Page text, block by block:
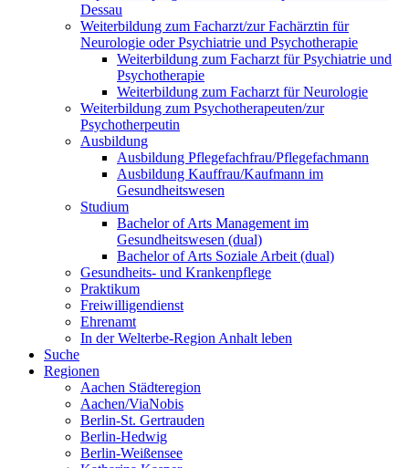
Dessau
Weiterbildung zum Facharzt/zur Fachärztin für
Neurologie oder Psychiatrie und Psychotherapie
Weiterbildung zum Facharzt für Psychiatrie und
Psychotherapie
Weiterbildung zum Facharzt für Neurologie
Weiterbildung zum Psychotherapeuten/zur
Psychotherpeutin
Ausbildung
Ausbildung Pflegefachfrau/Pflegefachmann
Ausbildung Kauffrau/Kaufmann im
Gesundheitswesen
Studium
Bachelor of Arts Management im
Gesundheitswesen (dual)
Bachelor of Arts Soziale Arbeit (dual)
Gesundheits- und Krankenpflege
Praktikum
Freiwilligendienst
Ehrenamt
In der Welterbe-Region Anhalt leben
Suche
Regionen
Aachen Städteregion
Aachen/ViaNobis
Berlin-St. Gertrauden
Berlin-Hedwig
Berlin-Weißensee